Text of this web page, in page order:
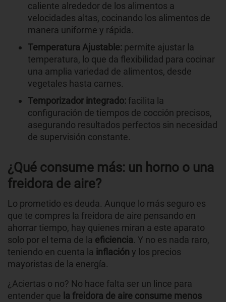
caliente alrededor de los alimentos a
velocidades altas, cocinando los alimentos de
manera uniforme y rápida.
Temperatura Ajustable: permite ajustar la
temperatura, lo que da flexibilidad para cocinar
una amplia variedad de alimentos, desde
vegetales hasta carnes.
Temporizador integrado: facilita la
configuración de tiempos de cocción precisos,
asegurando resultados perfectos sin necesidad
de supervisión constante.
¿Qué consume más: un horno o una
freidora de aire?
Lo prometido es deuda. Aunque lo más seguro es
que te compres la freidora de aire pensando en
ahorrar tiempo, hay quienes miran a este aparato
solo por el tema de la eficiencia. Y no es nada raro,
teniendo en cuenta la inflación y los precios
mayoristas de la energía.
¿Aciertas o no? No hace falta ser un lince para
entender que la freidora de aire consume menos